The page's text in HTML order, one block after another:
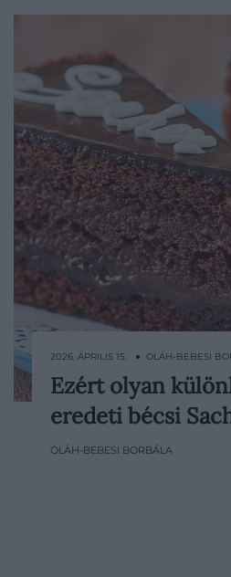
Bécs neve régóta
cukrászattal, de kevés
alakult ki akkora mítosz,
torta esetében. A híres
2026. ÁPRILIS 15. ● OLÁH-BEBESI
Ezért olyan
eredeti bécsi
OLÁH-BEBESI BORBÁLA